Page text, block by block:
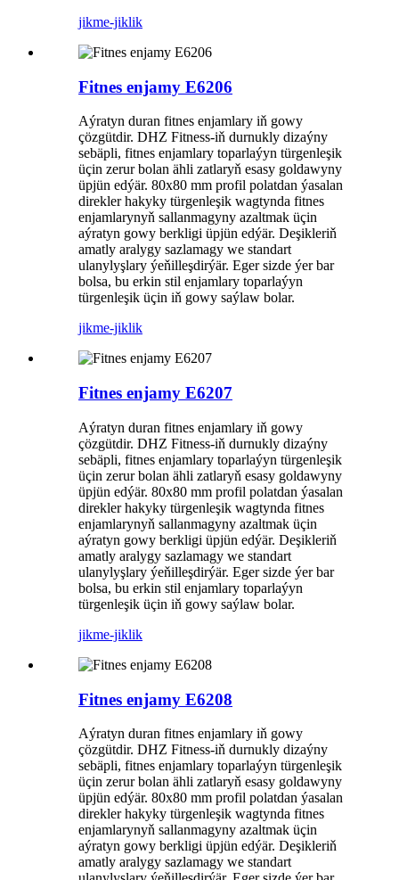
jikme-jiklik
Fitnes enjamy E6206
Aýratyn duran fitnes enjamlary iň gowy
çözgütdir. DHZ Fitness-iň durnukly dizaýny
sebäpli, fitnes enjamlary toparlaýyn türgenleşik
üçin zerur bolan ähli zatlaryň esasy goldawyny
üpjün edýär. 80x80 mm profil polatdan ýasalan
direkler hakyky türgenleşik wagtynda fitnes
enjamlarynyň sallanmagyny azaltmak üçin
aýratyn gowy berkligi üpjün edýär. Deşikleriň
amatly aralygy sazlamagy we standart
ulanylyşlary ýeňilleşdirýär. Eger sizde ýer bar
bolsa, bu erkin stil enjamlary toparlaýyn
türgenleşik üçin iň gowy saýlaw bolar.
jikme-jiklik
Fitnes enjamy E6207
Aýratyn duran fitnes enjamlary iň gowy
çözgütdir. DHZ Fitness-iň durnukly dizaýny
sebäpli, fitnes enjamlary toparlaýyn türgenleşik
üçin zerur bolan ähli zatlaryň esasy goldawyny
üpjün edýär. 80x80 mm profil polatdan ýasalan
direkler hakyky türgenleşik wagtynda fitnes
enjamlarynyň sallanmagyny azaltmak üçin
aýratyn gowy berkligi üpjün edýär. Deşikleriň
amatly aralygy sazlamagy we standart
ulanylyşlary ýeňilleşdirýär. Eger sizde ýer bar
bolsa, bu erkin stil enjamlary toparlaýyn
türgenleşik üçin iň gowy saýlaw bolar.
jikme-jiklik
Fitnes enjamy E6208
Aýratyn duran fitnes enjamlary iň gowy
çözgütdir. DHZ Fitness-iň durnukly dizaýny
sebäpli, fitnes enjamlary toparlaýyn türgenleşik
üçin zerur bolan ähli zatlaryň esasy goldawyny
üpjün edýär. 80x80 mm profil polatdan ýasalan
direkler hakyky türgenleşik wagtynda fitnes
enjamlarynyň sallanmagyny azaltmak üçin
aýratyn gowy berkligi üpjün edýär. Deşikleriň
amatly aralygy sazlamagy we standart